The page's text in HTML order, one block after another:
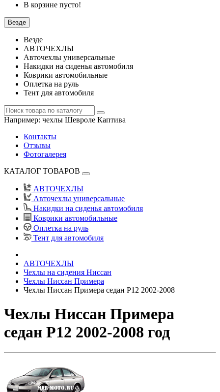
В корзине пусто!
Везде
Везде
АВТОЧЕХЛЫ
Авточехлы универсальные
Накидки на сиденья автомобиля
Коврики автомобильные
Оплетка на руль
Тент для автомобиля
Например: чехлы Шевроле Каптива
Контакты
Отзывы
Фотогалерея
КАТАЛОГ ТОВАРОВ
АВТОЧЕХЛЫ
Авточехлы универсальные
Накидки на сиденья автомобиля
Коврики автомобильные
Оплетка на руль
Тент для автомобиля
АВТОЧЕХЛЫ
Чехлы на сидения Ниссан
Чехлы Ниссан Примера
Чехлы Ниссан Примера седан Р12 2002-2008
Чехлы Ниссан Примера
седан Р12 2002-2008 год